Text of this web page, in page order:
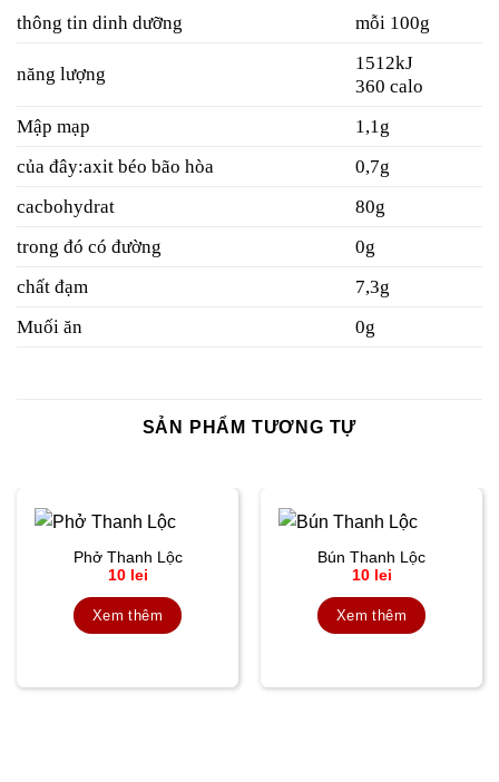
thông tin dinh dưỡng mỗi 100g
năng lượng
1512kJ
360 calo
Mập mạp
1,1g
của đây:axit béo bão hòa
0,7g
cacbohydrat
80g
trong đó có đường
0g
chất đạm
7,3g
Muối ăn
0g
SẢN PHẨM TƯƠNG TỰ
Phở Thanh Lộc
10 lei
Xem thêm
Bún Thanh Lộc
10 lei
Xem thêm